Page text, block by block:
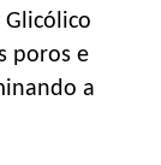
Glicólico
poros e
a